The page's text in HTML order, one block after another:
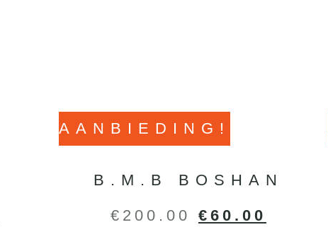
AANBIEDING!
B.M.B BOSHAN
€ 200.00 € 60.00